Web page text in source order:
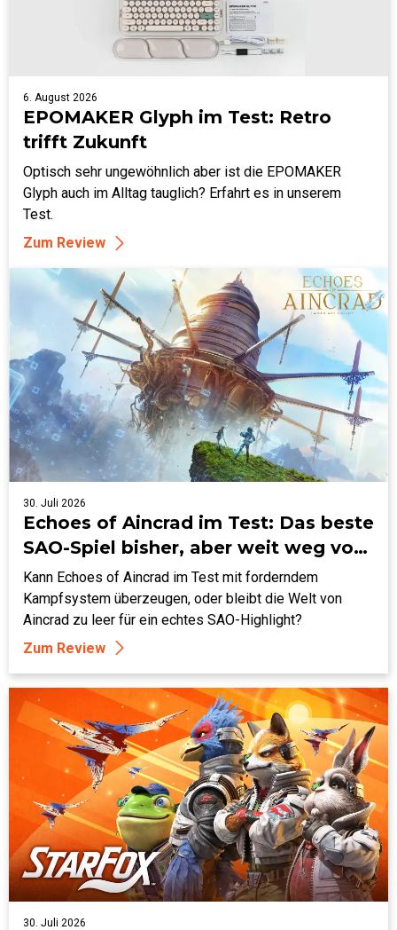
6. August 2026
EPOMAKER Glyph im Test: Retro
trifft Zukunft
Optisch sehr ungewöhnlich aber ist die EPOMAKER
Glyph auch im Alltag tauglich? Erfahrt es in unserem
Test.
Zum Review
30. Juli 2026
Echoes of Aincrad im Test: Das beste
SAO-Spiel bisher, aber weit weg vom
Meisterwerk
Kann Echoes of Aincrad im Test mit forderndem
Kampfsystem überzeugen, oder bleibt die Welt von
Aincrad zu leer für ein echtes SAO-Highlight?
Zum Review
30. Juli 2026